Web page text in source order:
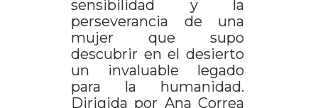
sensibilidad y la
perseverancia de una
mujer que supo
descubrir en el desierto
un invaluable legado
para la humanidad.
Dirigida por Ana Correa